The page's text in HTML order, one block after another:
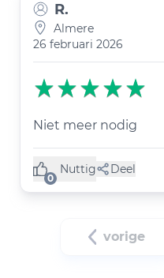
R.
Almere
26 februari 2026
Niet meer nodig
0
Nuttig
(0 like) Deel
vorige